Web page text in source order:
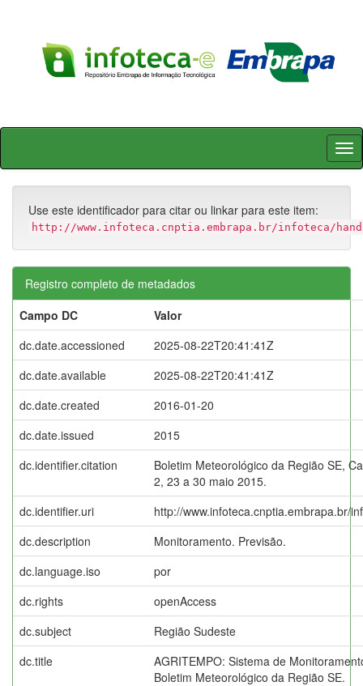
Skip
Use este identificador para citar ou linkar para este item:
http://www.infoteca.cnptia.embrapa.br/infoteca/
Registro completo de metadados
Campo DC
Valor
dc.date.accessioned
2025-08-22T20:41:41Z
dc.date.available
2025-08-22T20:41:41Z
dc.date.created
2016-01-20
dc.date.issued
2015
dc.identifier.citation
Boletim Meteorológico da Região SE,
2, 23 a 30 maio 2015.
dc.identifier.uri
http://www.infoteca.cnptia.embrapa.br/
dc.description
Monitoramento. Previsão.
dc.language.iso
por
dc.rights
openAccess
dc.subject
Região Sudeste
dc.title
AGRITEMPO: Sistema de
Boletim Meteorológico da Região SE.